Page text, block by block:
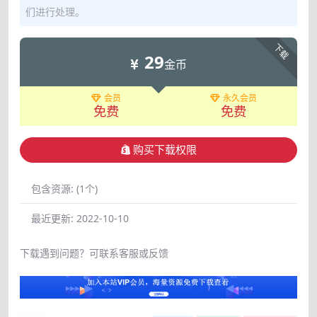
们进行处理。
下载
29金币
会员
免费
永久会员
免费
购买下载权限
包含资源: (1个)
最近更新: 2022-10-10
下载遇到问题？可联系客服或反馈